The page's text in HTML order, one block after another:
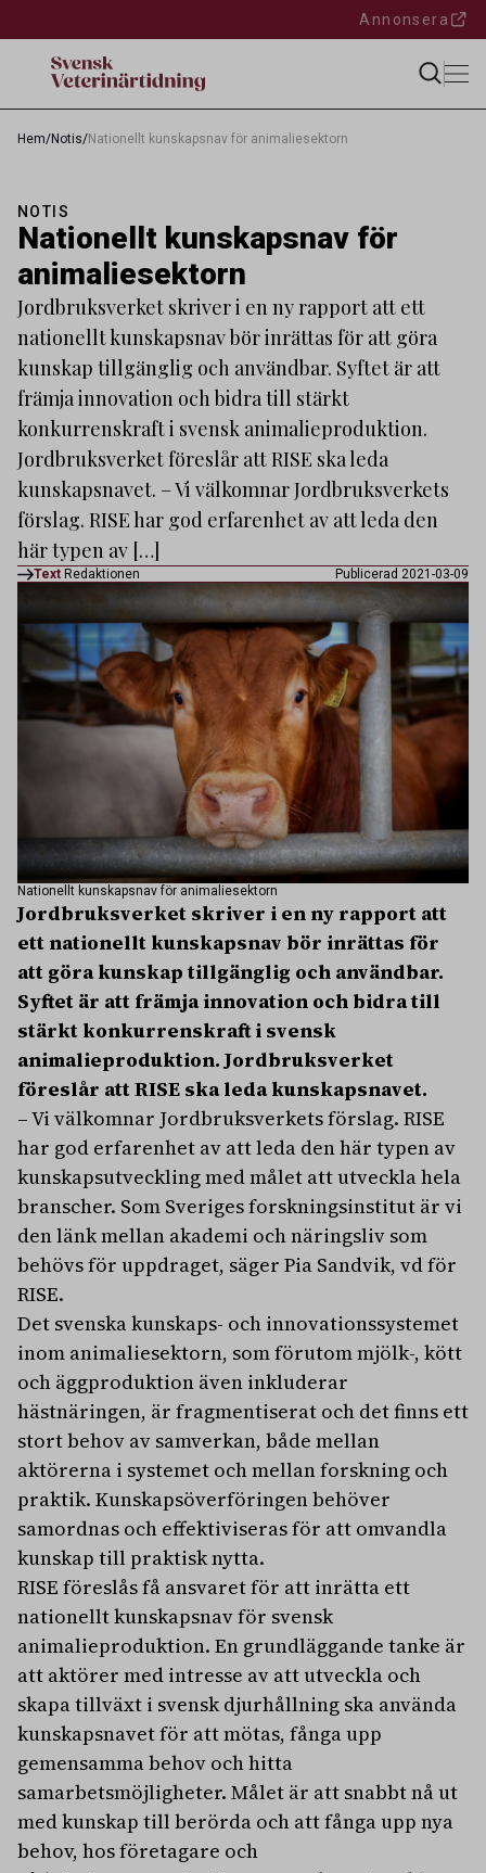
Annonsera
Hem/Notis/Nationellt kunskapsnav för animaliesektorn
NOTIS
Nationellt kunskapsnav för
animaliesektorn
Jordbruksverket skriver i en ny rapport att ett
nationellt kunskapsnav bör inrättas för att göra
kunskap tillgänglig och användbar. Syftet är att
främja innovation och bidra till stärkt
konkurrenskraft i svensk animalieproduktion.
Jordbruksverket föreslår att RISE ska leda
kunskapsnavet. ­– Vi välkomnar Jordbruksverkets
förslag. RISE har god erfarenhet av att leda den
här typen av […]
Text Redaktionen Publicerad 2021-03-09
Nationellt kunskapsnav för animaliesektorn
Jordbruksverket skriver i en ny rapport att
ett nationellt kunskapsnav bör inrättas för
att göra kunskap tillgänglig och användbar.
Syftet är att främja innovation och bidra till
stärkt konkurrenskraft i svensk
animalieproduktion. Jordbruksverket
föreslår att RISE ska leda kunskapsnavet.
­– Vi välkomnar Jordbruksverkets förslag. RISE
har god erfarenhet av att leda den här typen av
kunskapsutveckling med målet att utveckla hela
branscher. Som Sveriges forskningsinstitut är vi
den länk mellan akademi och näringsliv som
behövs för uppdraget, säger Pia Sandvik, vd för
RISE.
Det svenska kunskaps- och innovationssystemet
inom animaliesektorn, som förutom mjölk-, kött
och äggproduktion även inkluderar
hästnäringen, är fragmentiserat och det finns ett
stort behov av samverkan, både mellan
aktörerna i systemet och mellan forskning och
praktik. Kunskapsöverföringen behöver
samordnas och effektiviseras för att omvandla
kunskap till praktisk nytta.
RISE föreslås få ansvaret för att inrätta ett
nationellt kunskapsnav för svensk
animalieproduktion. En grundläggande tanke är
att aktörer med intresse av att utveckla och
skapa tillväxt i svensk djurhållning ska använda
kunskapsnavet för att mötas, fånga upp
gemensamma behov och hitta
samarbetsmöjligheter. Målet är att snabbt nå ut
med kunskap till berörda och att fånga upp nya
behov, hos företagare och